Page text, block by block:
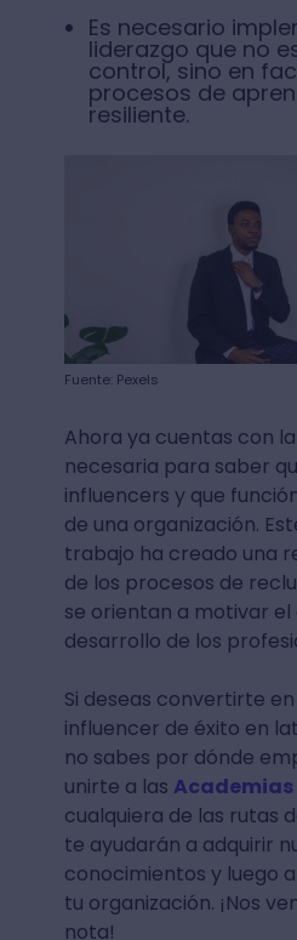
Es necesario
liderazgo que no
control, sino en
procesos de
resiliente.
Fuente: Pexels
Ahora ya cuentas con
necesaria para saber
influencers y que
de una organización.
trabajo ha creado una
de los procesos de
se orientan a motivar
desarrollo de los
Si deseas convertirte en
influencer de éxito en
no sabes por dónde
unirte a las
cualquiera de las rutas
te ayudarán a adquirir
conocimientos y luego
tu organización. ¡Nos
nota!